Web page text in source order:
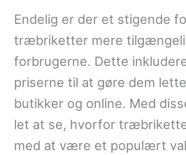
Endelig er der et stigende
træbriketter mere
forbrugerne. Dette
priserne til at gøre dem
butikker og online. Med
let at se, hvorfor
med at være et populært